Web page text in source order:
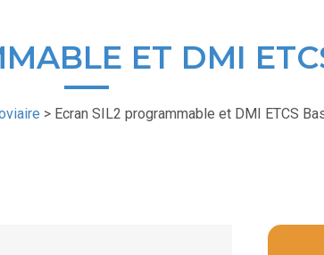
ET DMI
> Ecran SIL2 programmable et DMI ETCS